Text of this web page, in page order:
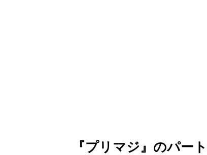
『プリマジ』のパー